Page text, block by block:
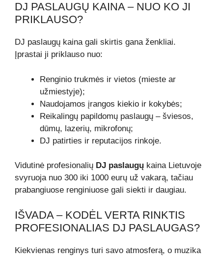
DJ PASLAUGŲ KAINA – NUO KO JI
PRIKLAUSO?
DJ paslaugų kaina gali skirtis gana ženkliai.
Įprastai ji priklauso nuo:
Renginio trukmės ir vietos (mieste ar
užmiestyje);
Naudojamos įrangos kiekio ir kokybės;
Reikalingų papildomų paslaugų – šviesos,
dūmų, lazerių, mikrofonų;
DJ patirties ir reputacijos rinkoje.
Vidutinė profesionalių DJ paslaugų kaina Lietuvoje
svyruoja nuo 300 iki 1000 eurų už vakarą, tačiau
prabangiuose renginiuose gali siekti ir daugiau.
IŠVADA – KODĖL VERTA RINKTIS
PROFESIONALIAS DJ PASLAUGAS?
Kiekvienas renginys turi savo atmosferą, o muzika